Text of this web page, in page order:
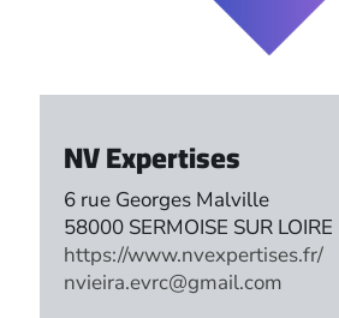
NV Expertises
6 rue Georges Malville
58000 SERMOISE SUR LOIRE
https://www.nvexpertises.fr/
nvieira.evrc@gmail.com